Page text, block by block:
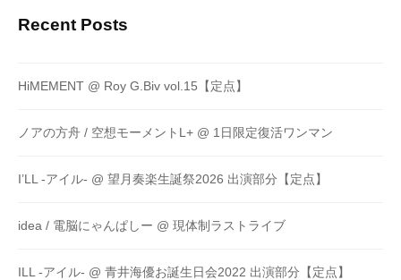
Recent Posts
HiMEMENT @ Roy G.Biv vol.15【定点】
ノアの方舟 / 空想モーメントL+ @ 1日限定復活ワンマン
I’LL -アイル- @ 望月奏楽生誕祭2026 出演部分【定点】
idea / 電脳にゃんぱしー @ 現体制ラストライブ
ILL -アイル- @ 青井海優お誕生日会2022 出演部分【定点】